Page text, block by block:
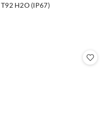
H2O (IP67)